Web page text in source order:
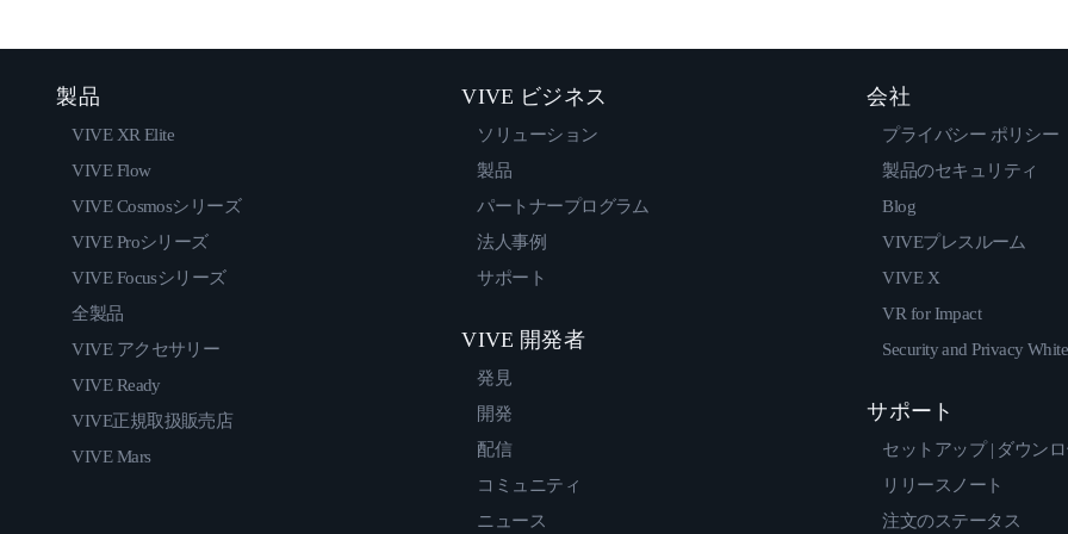
製品
VIVE XR Elite
VIVE Flow
VIVE Cosmosシリーズ
VIVE Proシリーズ
VIVE Focusシリーズ
全製品
VIVE アクセサリー
VIVE Ready
VIVE正規取扱販売店
VIVE Mars
VIVE ビジネス
ソリューション
製品
パートナープログラム
法人事例
サポート
VIVE 開発者
発見
開発
配信
コミュニティ
ニュース
会社
プライバシー ポリシー
製品のセキュリティ
Blog
VIVEプレスルーム
VIVE X
VR for Impact
Security and Privacy
サポート
セットアップ | ダウン
リリースノート
注文のステータス